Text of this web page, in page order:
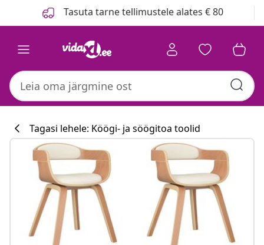
Tasuta tarne tellimustele alates € 80
#sharemevidaxl
Tagasi lehele: Köögi- ja söögitoa toolid